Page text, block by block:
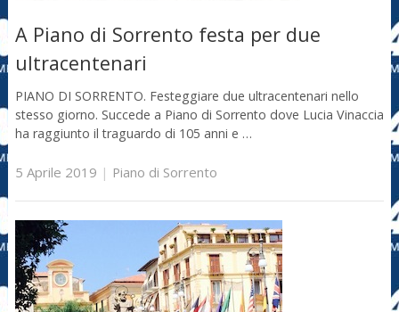
A Piano di Sorrento festa per due
ultracentenari
PIANO DI SORRENTO. Festeggiare due ultracentenari nello
stesso giorno. Succede a Piano di Sorrento dove Lucia Vinaccia
ha raggiunto il traguardo di 105 anni e …
5 Aprile 2019 | Piano di Sorrento